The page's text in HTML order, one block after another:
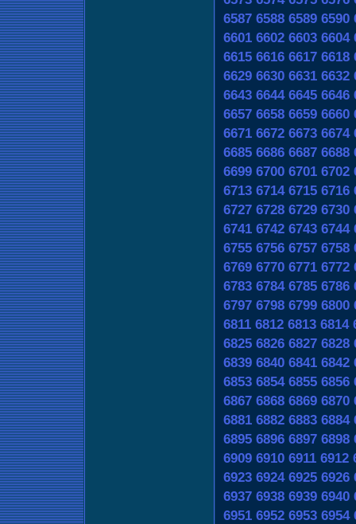
6587 6588 6589 6590
6601 6602 6603 6604
6615 6616 6617 6618
6629 6630 6631 6632
6643 6644 6645 6646
6657 6658 6659 6660
6671 6672 6673 6674
6685 6686 6687 6688
6699 6700 6701 6702
6713 6714 6715 6716
6727 6728 6729 6730
6741 6742 6743 6744
6755 6756 6757 6758
6769 6770 6771 6772
6783 6784 6785 6786
6797 6798 6799 6800
6811 6812 6813 6814
6825 6826 6827 6828
6839 6840 6841 6842
6853 6854 6855 6856
6867 6868 6869 6870
6881 6882 6883 6884
6895 6896 6897 6898
6909 6910 6911 6912
6923 6924 6925 6926
6937 6938 6939 6940
6951 6952 6953 6954